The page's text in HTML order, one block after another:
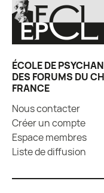
ÉCOLE DE
DES FORUMS DU
FRANCE
Nous contacter
Créer un compte
Espace membres
Liste de diffusion